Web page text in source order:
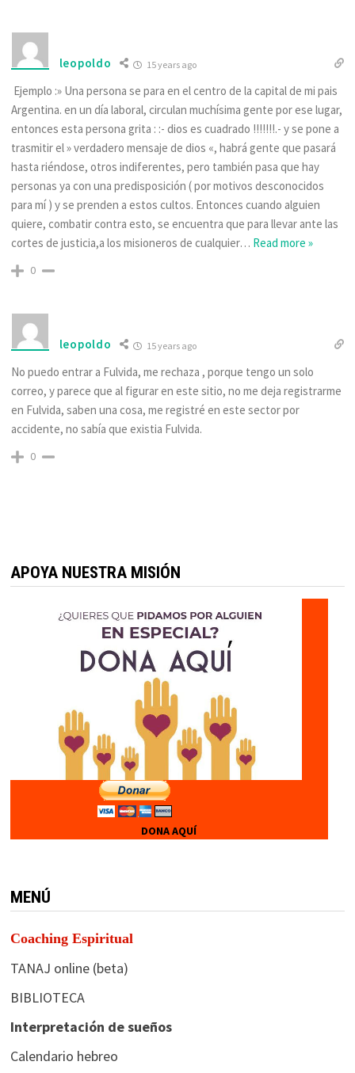
leopoldo 15 years ago
Ejemplo :» Una persona se para en el centro de la capital de mi pais
Argentina. en un día laboral, circulan muchísima gente por ese lugar,
entonces esta persona grita : :- dios es cuadrado !!!!!!!.- y se pone a
trasmitir el » verdadero mensaje de dios «, habrá gente que pasará
hasta riéndose, otros indiferentes, pero también pasa que hay
personas ya con una predisposición ( por motivos desconocidos
para mí ) y se prenden a estos cultos. Entonces cuando alguien
quiere, combatir contra esto, se encuentra que para llevar ante las
cortes de justicia,a los misioneros de cualquier… Read more »
0
leopoldo 15 years ago
No puedo entrar a Fulvida, me rechaza , porque tengo un solo
correo, y parece que al figurar en este sitio, no me deja registrarme
en Fulvida, saben una cosa, me registré en este sector por
accidente, no sabía que existia Fulvida.
0
APOYA NUESTRA MISIÓN
DONA AQUÍ
MENÚ
Coaching Espiritual
TANAJ online (beta)
BIBLIOTECA
Interpretación de sueños
Calendario hebreo